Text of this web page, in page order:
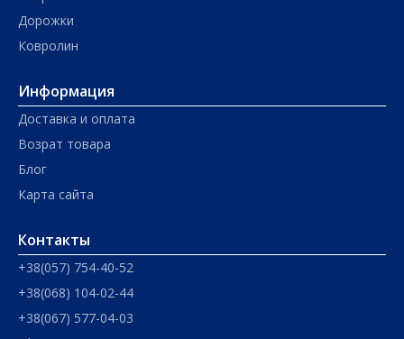
Дорожки
Ковролин
Информация
Доставка и оплата
Возрат товара
Блог
Карта сайта
Контакты
+38(057) 754-40-52
+38(068) 104-02-44
+38(067) 577-04-03